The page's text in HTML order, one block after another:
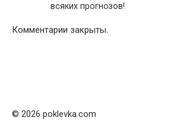
всяких прогнозов!
Комментарии закрыты.
© 2026 poklevka.com